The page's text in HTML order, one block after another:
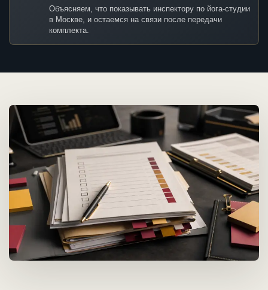
Объясняем, что показывать инспектору по йога-студии
в Москве, и остаемся на связи после передачи
комплекта.